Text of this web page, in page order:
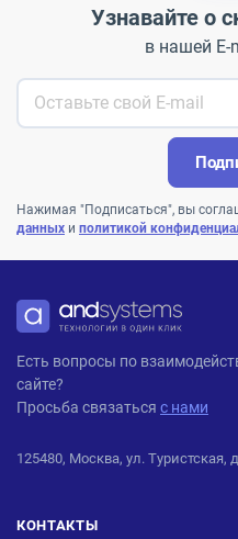
Узнавайте о
в нашей E-
Нажимая "Подписаться", вы
данных и политикой
ANDPRO
Есть вопросы по
сайте?
Просьба связаться с нами
125480, Москва, ул. Туристская,
КОНТАКТЫ